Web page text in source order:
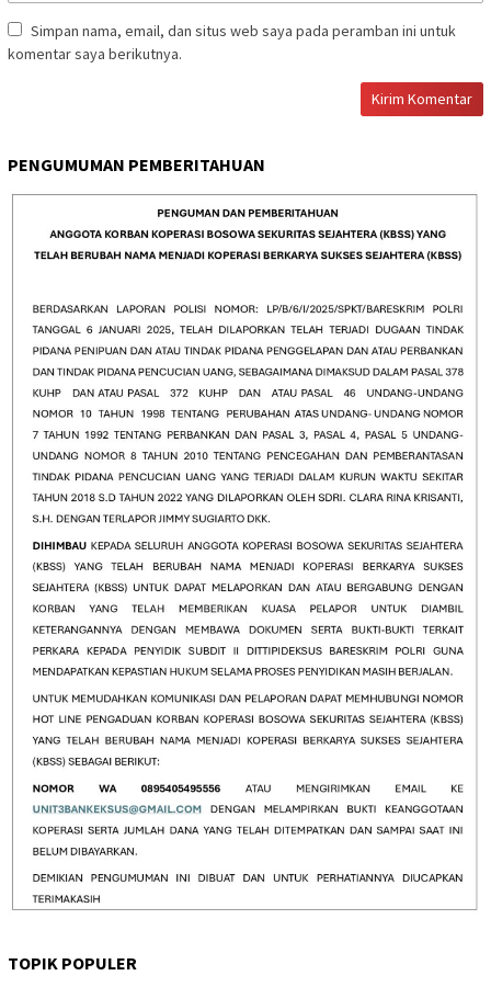
Simpan nama, email, dan situs web saya pada peramban ini untuk
komentar saya berikutnya.
PENGUMUMAN PEMBERITAHUAN
TOPIK POPULER